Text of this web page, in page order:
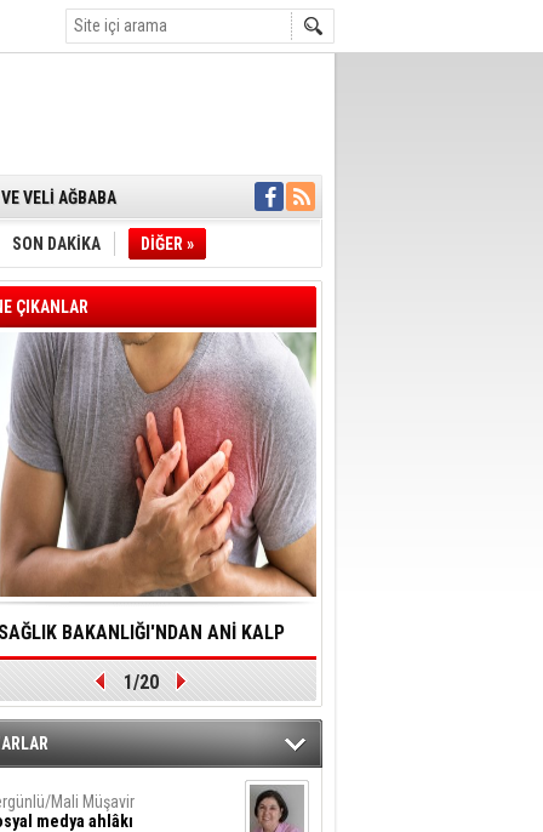
ÇERÇEVE YASA
BAŞLADI
7
BAŞKANI İLKAY
ÇOCUK KATILIM
ANLAMLI
SON DAKİKA DİĞER »
ÇIKANLAR
SAĞLIK BAKANLIĞI'NDAN ANİ KALP
DURMALARINA HIZLI MÜDAHALE
YÖNELİK ÖNLENMESİ İÇİN
ÖNEMLİ ADIM
1/20
Mali Müşavir
medya ahlâkı